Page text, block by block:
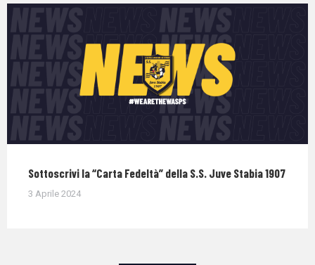
Sottoscrivi la “Carta Fedeltà” della S.S. Juve Stabia 1907
3 Aprile 2024